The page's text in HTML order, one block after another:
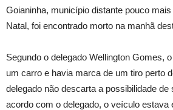
Goianinha, município distante pouco
Natal, foi encontrado morto na manhã
Segundo o delegado Wellington Gomes,
um carro e havia marca de um tiro perto
delegado não descarta a possibilidade de
acordo com o delegado, o veículo estava